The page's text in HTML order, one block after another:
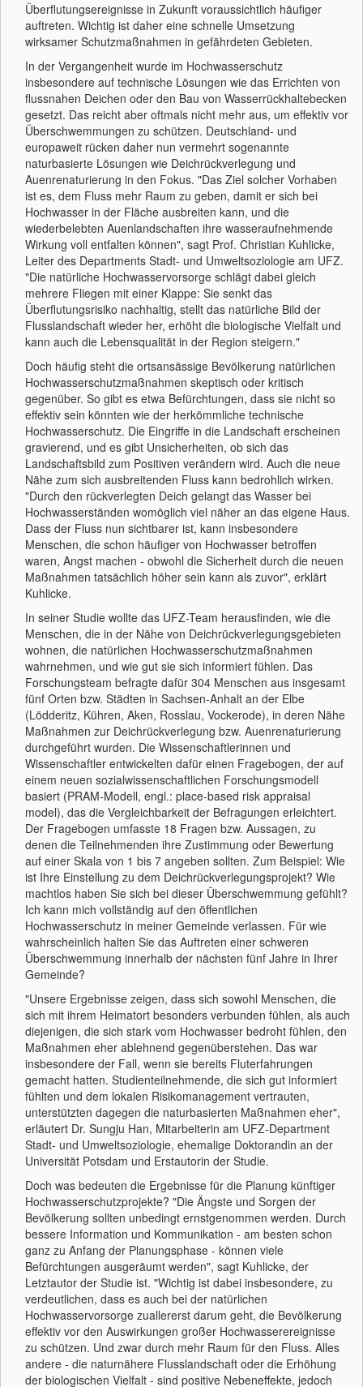
Überflutungsereignisse in Zukunft voraussichtlich häufiger
auftreten. Wichtig ist daher eine schnelle Umsetzung
wirksamer Schutzmaßnahmen in gefährdeten Gebieten.
In der Vergangenheit wurde im Hochwasserschutz
insbesondere auf technische Lösungen wie das Errichten von
flussnahen Deichen oder den Bau von Wasserrückhaltebecken
gesetzt. Das reicht aber oftmals nicht mehr aus, um effektiv vor
Überschwemmungen zu schützen. Deutschland- und
europaweit rücken daher nun vermehrt sogenannte
naturbasierte Lösungen wie Deichrückverlegung und
Auenrenaturierung in den Fokus. "Das Ziel solcher Vorhaben
ist es, dem Fluss mehr Raum zu geben, damit er sich bei
Hochwasser in der Fläche ausbreiten kann, und die
wiederbelebten Auenlandschaften ihre wasseraufnehmende
Wirkung voll entfalten können", sagt Prof. Christian Kuhlicke,
Leiter des Departments Stadt- und Umweltsoziologie am UFZ.
"Die natürliche Hochwasservorsorge schlägt dabei gleich
mehrere Fliegen mit einer Klappe: Sie senkt das
Überflutungsrisiko nachhaltig, stellt das natürliche Bild der
Flusslandschaft wieder her, erhöht die biologische Vielfalt und
kann auch die Lebensqualität in der Region steigern."
Doch häufig steht die ortsansässige Bevölkerung natürlichen
Hochwasserschutzmaßnahmen skeptisch oder kritisch
gegenüber. So gibt es etwa Befürchtungen, dass sie nicht so
effektiv sein könnten wie der herkömmliche technische
Hochwasserschutz. Die Eingriffe in die Landschaft erscheinen
gravierend, und es gibt Unsicherheiten, ob sich das
Landschaftsbild zum Positiven verändern wird. Auch die neue
Nähe zum sich ausbreitenden Fluss kann bedrohlich wirken.
"Durch den rückverlegten Deich gelangt das Wasser bei
Hochwasserständen womöglich viel näher an das eigene Haus.
Dass der Fluss nun sichtbarer ist, kann insbesondere
Menschen, die schon häufiger von Hochwasser betroffen
waren, Angst machen - obwohl die Sicherheit durch die neuen
Maßnahmen tatsächlich höher sein kann als zuvor", erklärt
Kuhlicke.
In seiner Studie wollte das UFZ-Team herausfinden, wie die
Menschen, die in der Nähe von Deichrückverlegungsgebieten
wohnen, die natürlichen Hochwasserschutzmaßnahmen
wahrnehmen, und wie gut sie sich informiert fühlen. Das
Forschungsteam befragte dafür 304 Menschen aus insgesamt
fünf Orten bzw. Städten in Sachsen-Anhalt an der Elbe
(Lödderitz, Kühren, Aken, Rosslau, Vockerode), in deren Nähe
Maßnahmen zur Deichrückverlegung bzw. Auenrenaturierung
durchgeführt wurden. Die Wissenschaftlerinnen und
Wissenschaftler entwickelten dafür einen Fragebogen, der auf
einem neuen sozialwissenschaftlichen Forschungsmodell
basiert (PRAM-Modell, engl.: place-based risk appraisal
model), das die Vergleichbarkeit der Befragungen erleichtert.
Der Fragebogen umfasste 18 Fragen bzw. Aussagen, zu
denen die Teilnehmenden ihre Zustimmung oder Bewertung
auf einer Skala von 1 bis 7 angeben sollten. Zum Beispiel: Wie
ist Ihre Einstellung zu dem Deichrückverlegungsprojekt? Wie
machtlos haben Sie sich bei dieser Überschwemmung gefühlt?
Ich kann mich vollständig auf den öffentlichen
Hochwasserschutz in meiner Gemeinde verlassen. Für wie
wahrscheinlich halten Sie das Auftreten einer schweren
Überschwemmung innerhalb der nächsten fünf Jahre in Ihrer
Gemeinde?
"Unsere Ergebnisse zeigen, dass sich sowohl Menschen, die
sich mit ihrem Heimatort besonders verbunden fühlen, als auch
diejenigen, die sich stark vom Hochwasser bedroht fühlen, den
Maßnahmen eher ablehnend gegenüberstehen. Das war
insbesondere der Fall, wenn sie bereits Fluterfahrungen
gemacht hatten. Studienteilnehmende, die sich gut informiert
fühlten und dem lokalen Risikomanagement vertrauten,
unterstützten dagegen die naturbasierten Maßnahmen eher",
erläutert Dr. Sungju Han, Mitarbeiterin am UFZ-Department
Stadt- und Umweltsoziologie, ehemalige Doktorandin an der
Universität Potsdam und Erstautorin der Studie.
Doch was bedeuten die Ergebnisse für die Planung künftiger
Hochwasserschutzprojekte? "Die Ängste und Sorgen der
Bevölkerung sollten unbedingt ernstgenommen werden. Durch
bessere Information und Kommunikation - am besten schon
ganz zu Anfang der Planungsphase - können viele
Befürchtungen ausgeräumt werden", sagt Kuhlicke, der
Letztautor der Studie ist. "Wichtig ist dabei insbesondere, zu
verdeutlichen, dass es auch bei der natürlichen
Hochwasservorsorge zuallererst darum geht, die Bevölkerung
effektiv vor den Auswirkungen großer Hochwasserereignisse
zu schützen. Und zwar durch mehr Raum für den Fluss. Alles
andere - die naturnähere Flusslandschaft oder die Erhöhung
der biologischen Vielfalt - sind positive Nebeneffekte, jedoch